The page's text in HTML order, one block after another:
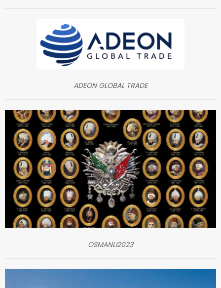
ADEON GLOBAL TRADE
OSMANLI2023